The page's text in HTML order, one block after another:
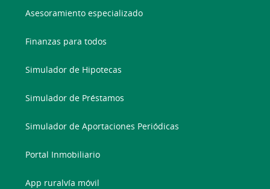
Asesoramiento especializado
Finanzas para todos
Simulador de Hipotecas
Simulador de Préstamos
Simulador de Aportaciones Periódicas
Portal Inmobiliario
App ruralvía móvil